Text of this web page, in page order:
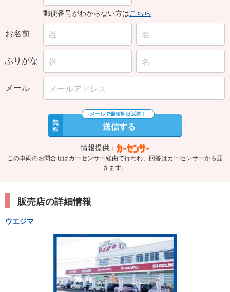
郵便番号がわからない方はこちら
お名前
ふりがな
メール
無
料 送信する
情報提供：
この車両のお問合せはカーセンサー経由で行われ、回答はカーセンサーから届
きます。
販売店の詳細情報
ウエジマ